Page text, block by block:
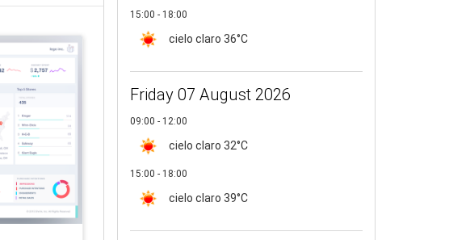
15:00 - 18:00
cielo claro 36°C
Friday 07 August 2026
09:00 - 12:00
cielo claro 32°C
15:00 - 18:00
cielo claro 39°C